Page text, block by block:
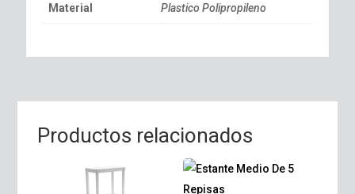
Material Plastico Polipropileno
Productos relacionados